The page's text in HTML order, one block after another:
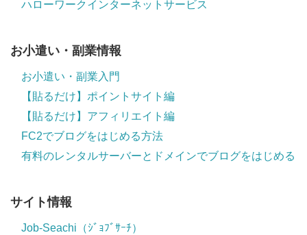
ハローワークインターネットサービス
お小遣い・副業情報
お小遣い・副業入門
【貼るだけ】ポイントサイト編
【貼るだけ】アフィリエイト編
FC2でブログをはじめる方法
有料のレンタルサーバーとドメインでブログをはじめる
サイト情報
Job-Seachi（ｼﾞｮﾌﾞｻｰﾁ）